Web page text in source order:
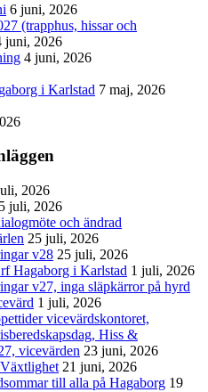
6 juni, 2026
(trapphus, hissar och
juni, 2026
4 juni, 2026
i Karlstad 7 maj, 2026
2026
juli, 2026
och ändrad
25 juli, 2026
v28 25 juli, 2026
Hagaborg i Karlstad 1 juli, 2026
v27, inga släpkärror på hyrd
1 juli, 2026
vicevärdskontoret,
Hiss &
vicevärden 23 juni, 2026
21 juni, 2026
till alla på Hagaborg 19